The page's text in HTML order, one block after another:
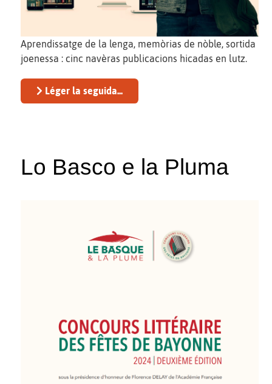
Aprendissatge de la lenga, memòrias de nòble, sortida
joenessa : cinc navèras publicacions hicadas en lutz.
Léger la seguida...
Lo Basco e la Pluma